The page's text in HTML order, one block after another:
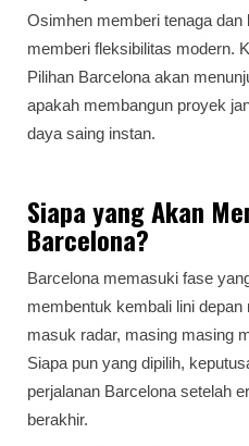
Osimhen memberi tenaga dan
memberi fleksibilitas modern.
Pilihan Barcelona akan
apakah membangun proyek
daya saing instan.
Siapa yang Akan
Barcelona?
Barcelona memasuki fase
membentuk kembali lini
masuk radar, masing masing
Siapa pun yang dipilih,
perjalanan Barcelona setelah
berakhir.